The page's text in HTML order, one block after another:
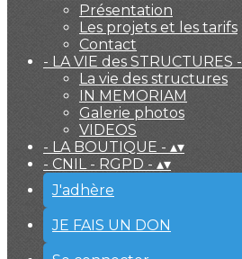
Présentation
Les projets et les tarifs
Contact
- LA VIE des STRUCTURES -
La vie des structures
IN MEMORIAM
Galerie photos
VIDEOS
- LA BOUTIQUE - ▴▾
- CNIL - RGPD - ▴▾
J'adhère
JE FAIS UN DON